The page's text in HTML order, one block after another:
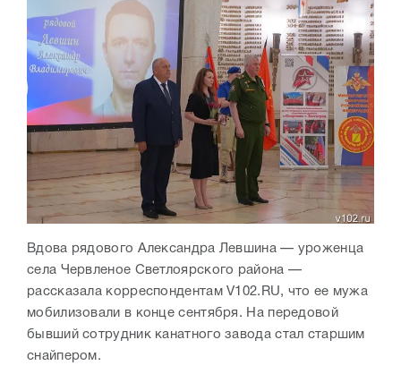
Вдова рядового Александра Левшина — уроженца
села Червленое Светлоярского района —
рассказала корреспондентам V102.RU, что ее мужа
мобилизовали в конце сентября. На передовой
бывший сотрудник канатного завода стал старшим
снайпером.